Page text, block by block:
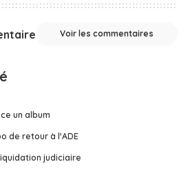
Voir les commentaires
un album
de retour à l'ADE
judiciaire